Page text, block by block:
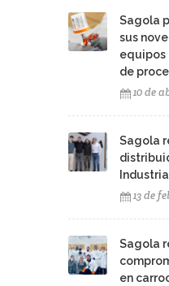
Sagola
sus
equipos
de
10 de
Sagola
13 de
Sagola
en